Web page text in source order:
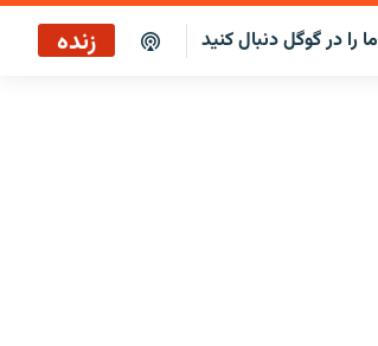
ما را در گوگل دنبال کنید زنده